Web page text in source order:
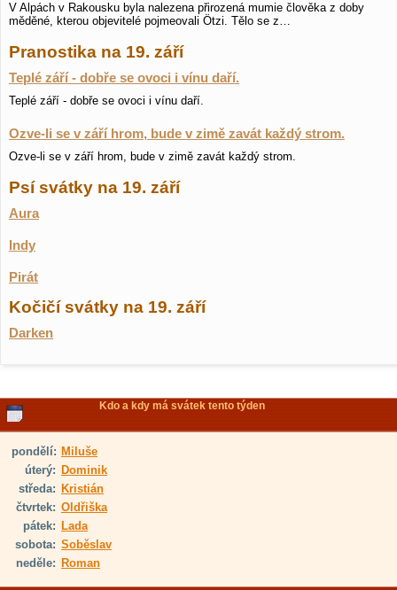
V Alpách v Rakousku byla nalezena přirozená mumie člověka z doby
měděné, kterou objevitelé pojmeovali Ötzi. Tělo se z…
Pranostika na 19. září
Teplé září - dobře se ovoci i vínu daří.
Teplé září - dobře se ovoci i vínu daří.
Ozve-li se v září hrom, bude v zimě zavát každý strom.
Ozve-li se v září hrom, bude v zimě zavát každý strom.
Psí svátky na 19. září
Aura
Indy
Pirát
Kočičí svátky na 19. září
Darken
Kdo a kdy má svátek tento týden
pondělí: Miluše
úterý: Dominik
středa: Kristián
čtvrtek: Oldřiška
pátek: Lada
sobota: Soběslav
neděle: Roman